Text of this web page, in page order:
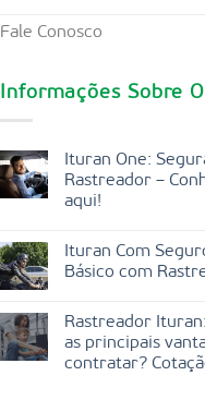
Fale Conosco
Informações Sobre
Ituran One:
Rastreador –
aqui!
Ituran Com
Básico com
Rastreador
as principais
contratar?